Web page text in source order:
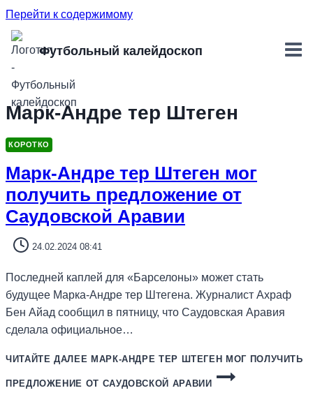
Перейти к содержимому
Футбольный калейдоскоп
Марк-Андре тер Штеген
КОРОТКО
Марк-Андре тер Штеген мог
получить предложение от
Саудовской Аравии
24.02.2024 08:41
Последней каплей для «Барселоны» может стать
будущее Марка-Андре тер Штегена. Журналист Ахраф
Бен Айад сообщил в пятницу, что Саудовская Аравия
сделала официальное…
ЧИТАЙТЕ ДАЛЕЕ МАРК-АНДРЕ ТЕР ШТЕГЕН МОГ ПОЛУЧИТЬ
ПРЕДЛОЖЕНИЕ ОТ САУДОВСКОЙ АРАВИИ